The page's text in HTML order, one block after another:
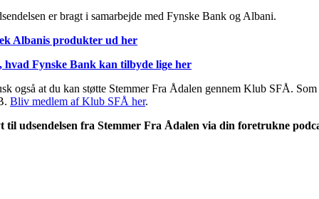
er bragt i samarbejde med Fynske Bank og Albani.
Albanis produkter ud her
hvad Fynske Bank kan tilbyde lige her
også at du kan støtte Stemmer Fra Ådalen gennem Klub SFÅ.
Bliv medlem af Klub SFÅ her.
til udsendelsen fra Stemmer Fra Ådalen via din foretrukne